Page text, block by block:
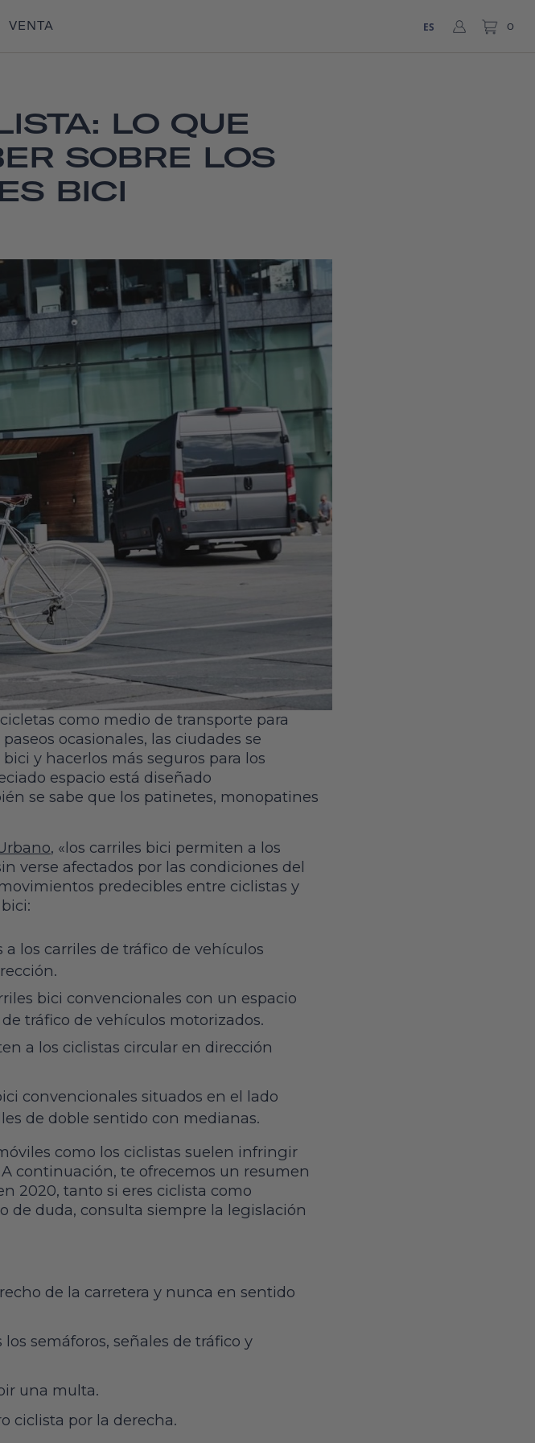
VENTA ES 0
LO QUE
SOBRE LOS
BICI
como medio de transporte para
ocasionales, las ciudades se
y hacerlos más seguros para los
espacio está diseñado
se sabe que los patinetes, monopatines
, «los carriles bici permiten a los
verse afectados por las condiciones del
predecibles entre ciclistas y
a los carriles de tráfico de vehículos
bici convencionales con un espacio
tráfico de vehículos motorizados.
a los ciclistas circular en dirección
convencionales situados en el lado
de doble sentido con medianas.
como los ciclistas suelen infringir
continuación, te ofrecemos un resumen
2020, tanto si eres ciclista como
de duda, consulta siempre la legislación
de la carretera y nunca en sentido
semáforos, señales de tráfico y
una multa.
ciclista por la derecha.